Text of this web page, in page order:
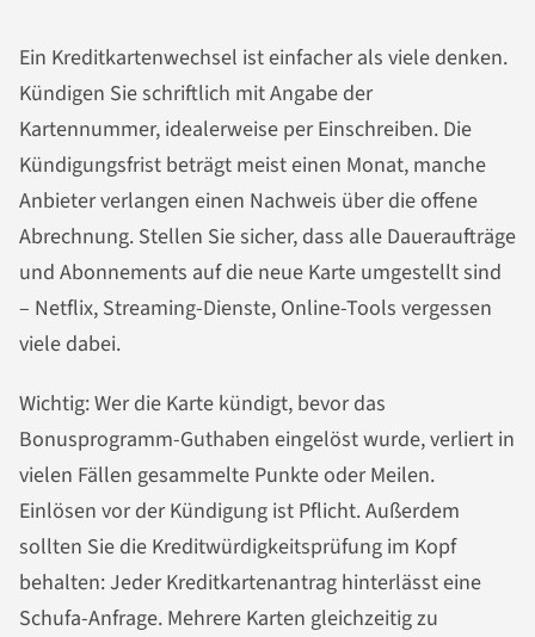
Ein Kreditkartenwechsel ist einfacher als viele denken.
Kündigen Sie schriftlich mit Angabe der
Kartennummer, idealerweise per Einschreiben. Die
Kündigungsfrist beträgt meist einen Monat, manche
Anbieter verlangen einen Nachweis über die offene
Abrechnung. Stellen Sie sicher, dass alle Daueraufträge
und Abonnements auf die neue Karte umgestellt sind
– Netflix, Streaming-Dienste, Online-Tools vergessen
viele dabei.
Wichtig: Wer die Karte kündigt, bevor das
Bonusprogramm-Guthaben eingelöst wurde, verliert in
vielen Fällen gesammelte Punkte oder Meilen.
Einlösen vor der Kündigung ist Pflicht. Außerdem
sollten Sie die Kreditwürdigkeitsprüfung im Kopf
behalten: Jeder Kreditkartenantrag hinterlässt eine
Schufa-Anfrage. Mehrere Karten gleichzeitig zu